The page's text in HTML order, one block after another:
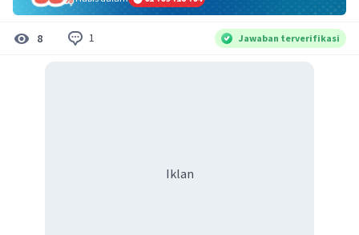
8 1 Jawaban terverifikasi
Iklan